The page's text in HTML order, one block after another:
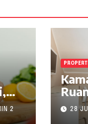
2
PROPERTI
di28